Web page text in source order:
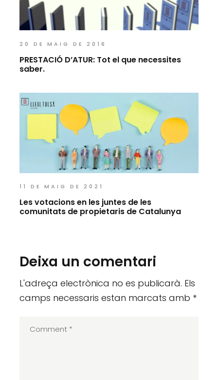
20 DE MAIG DE 2016
PRESTACIÓ D’ATUR: Tot el que necessites
saber.
11 DE MAIG DE 2021
Les votacions en les juntes de les
comunitats de propietaris de Catalunya
Deixa un comentari
L'adreça electrònica no es publicarà. Els
camps necessaris estan marcats amb *